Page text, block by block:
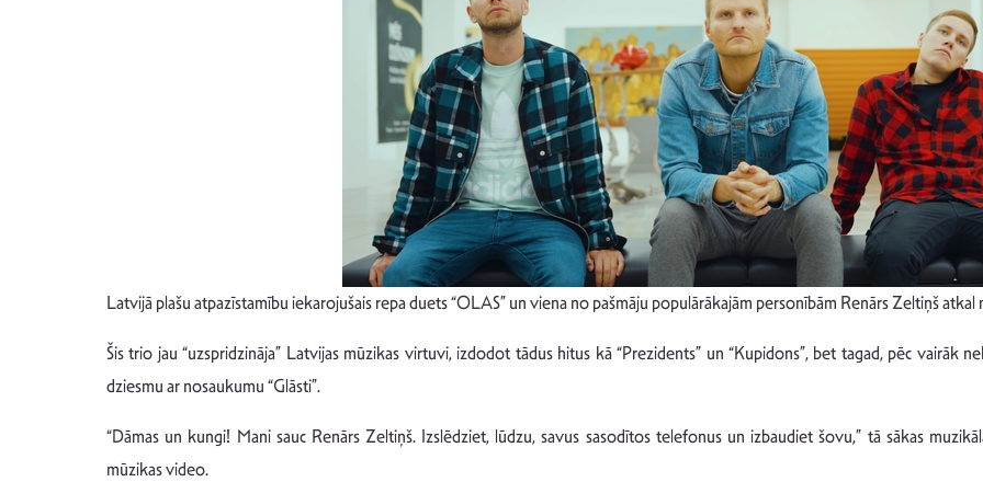
Latvijā plašu atpazīstamību iekarojušais repa duets “OLAS” un viena no pašmāju populārākajām personībām Renārs Zeltiņš
Šis trio jau “uzspridzināja” Latvijas mūzikas virtuvi, izdodot tādus hitus kā “Prezidents” un “Kupidons”, bet tagad, pēc vairāk
dziesmu ar nosaukumu “Glāsti”.
“Dāmas un kungi! Mani sauc Renārs Zeltiņš. Izslēdziet, lūdzu, savus sasodītos telefonus un izbaudiet šovu,” tā sākas
mūzikas video.